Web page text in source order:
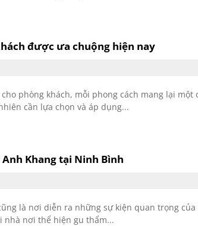
được ưa chuộng hiện nay
phòng khách, mỗi phong cách mang lại một
cần lựa chọn và áp dụng...
Khang tại Ninh Bình
là nơi diễn ra những sự kiện quan trọng
nhà nơi thể hiện gu thẩm...